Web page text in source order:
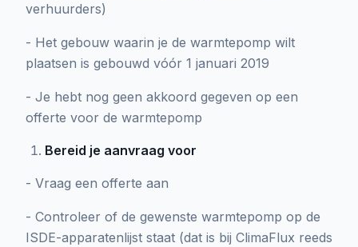
verhuurders)
- Het gebouw waarin je de warmtepomp wilt
plaatsen is gebouwd vóór 1 januari 2019
- Je hebt nog geen akkoord gegeven op een
offerte voor de warmtepomp
Bereid je aanvraag voor
- Vraag een offerte aan
- Controleer of de gewenste warmtepomp op de
ISDE-apparatenlijst staat (dat is bij ClimaFlux reeds